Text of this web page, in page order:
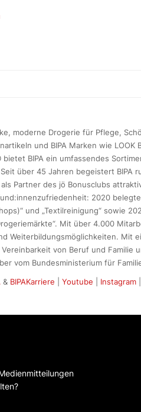
moderne Drogerie für Pflege,
und BIPA Marken wie LOOK
bietet BIPA ein umfassendes
über 45 Jahren begeistert BIPA
Partner des jö Bonusclubs
2020
und „Textilreinigung“ sowie
Mit über 4.000
Weiterbildungsmöglichkeiten. Mit
von Beruf und Familie
vom Bundesministerium für
& BIPAKarriere Youtube Instagram